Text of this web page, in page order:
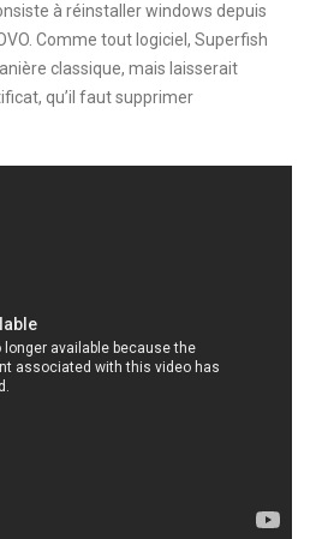
à réinstaller windows depuis
Comme tout logiciel, Superfish
classique, mais laisserait
qu’il faut supprimer